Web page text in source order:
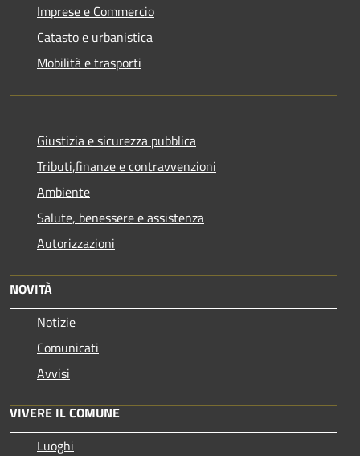
Imprese e Commercio
Catasto e urbanistica
Mobilità e trasporti
Giustizia e sicurezza pubblica
Tributi,finanze e contravvenzioni
Ambiente
Salute, benessere e assistenza
Autorizzazioni
NOVITÀ
Notizie
Comunicati
Avvisi
VIVERE IL COMUNE
Luoghi